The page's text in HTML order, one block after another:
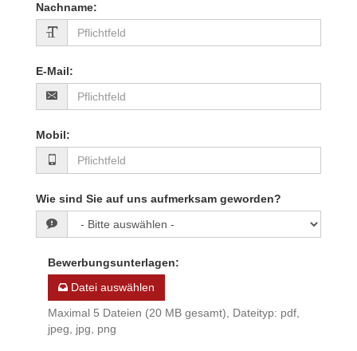
Nachname:
E-Mail:
Mobil:
Wie sind Sie auf uns aufmerksam geworden?
Bewerbungsunterlagen:
Datei auswählen
Maximal 5 Dateien (20 MB gesamt), Dateityp: pdf,
jpeg, jpg, png